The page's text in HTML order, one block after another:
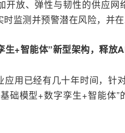
开放、弹性与韧性的供应
时监测并预警潜在风险，并
生+智能体”新型架构，释放
应用已经有几十年时间，针
础模型+数字孪生+智能体